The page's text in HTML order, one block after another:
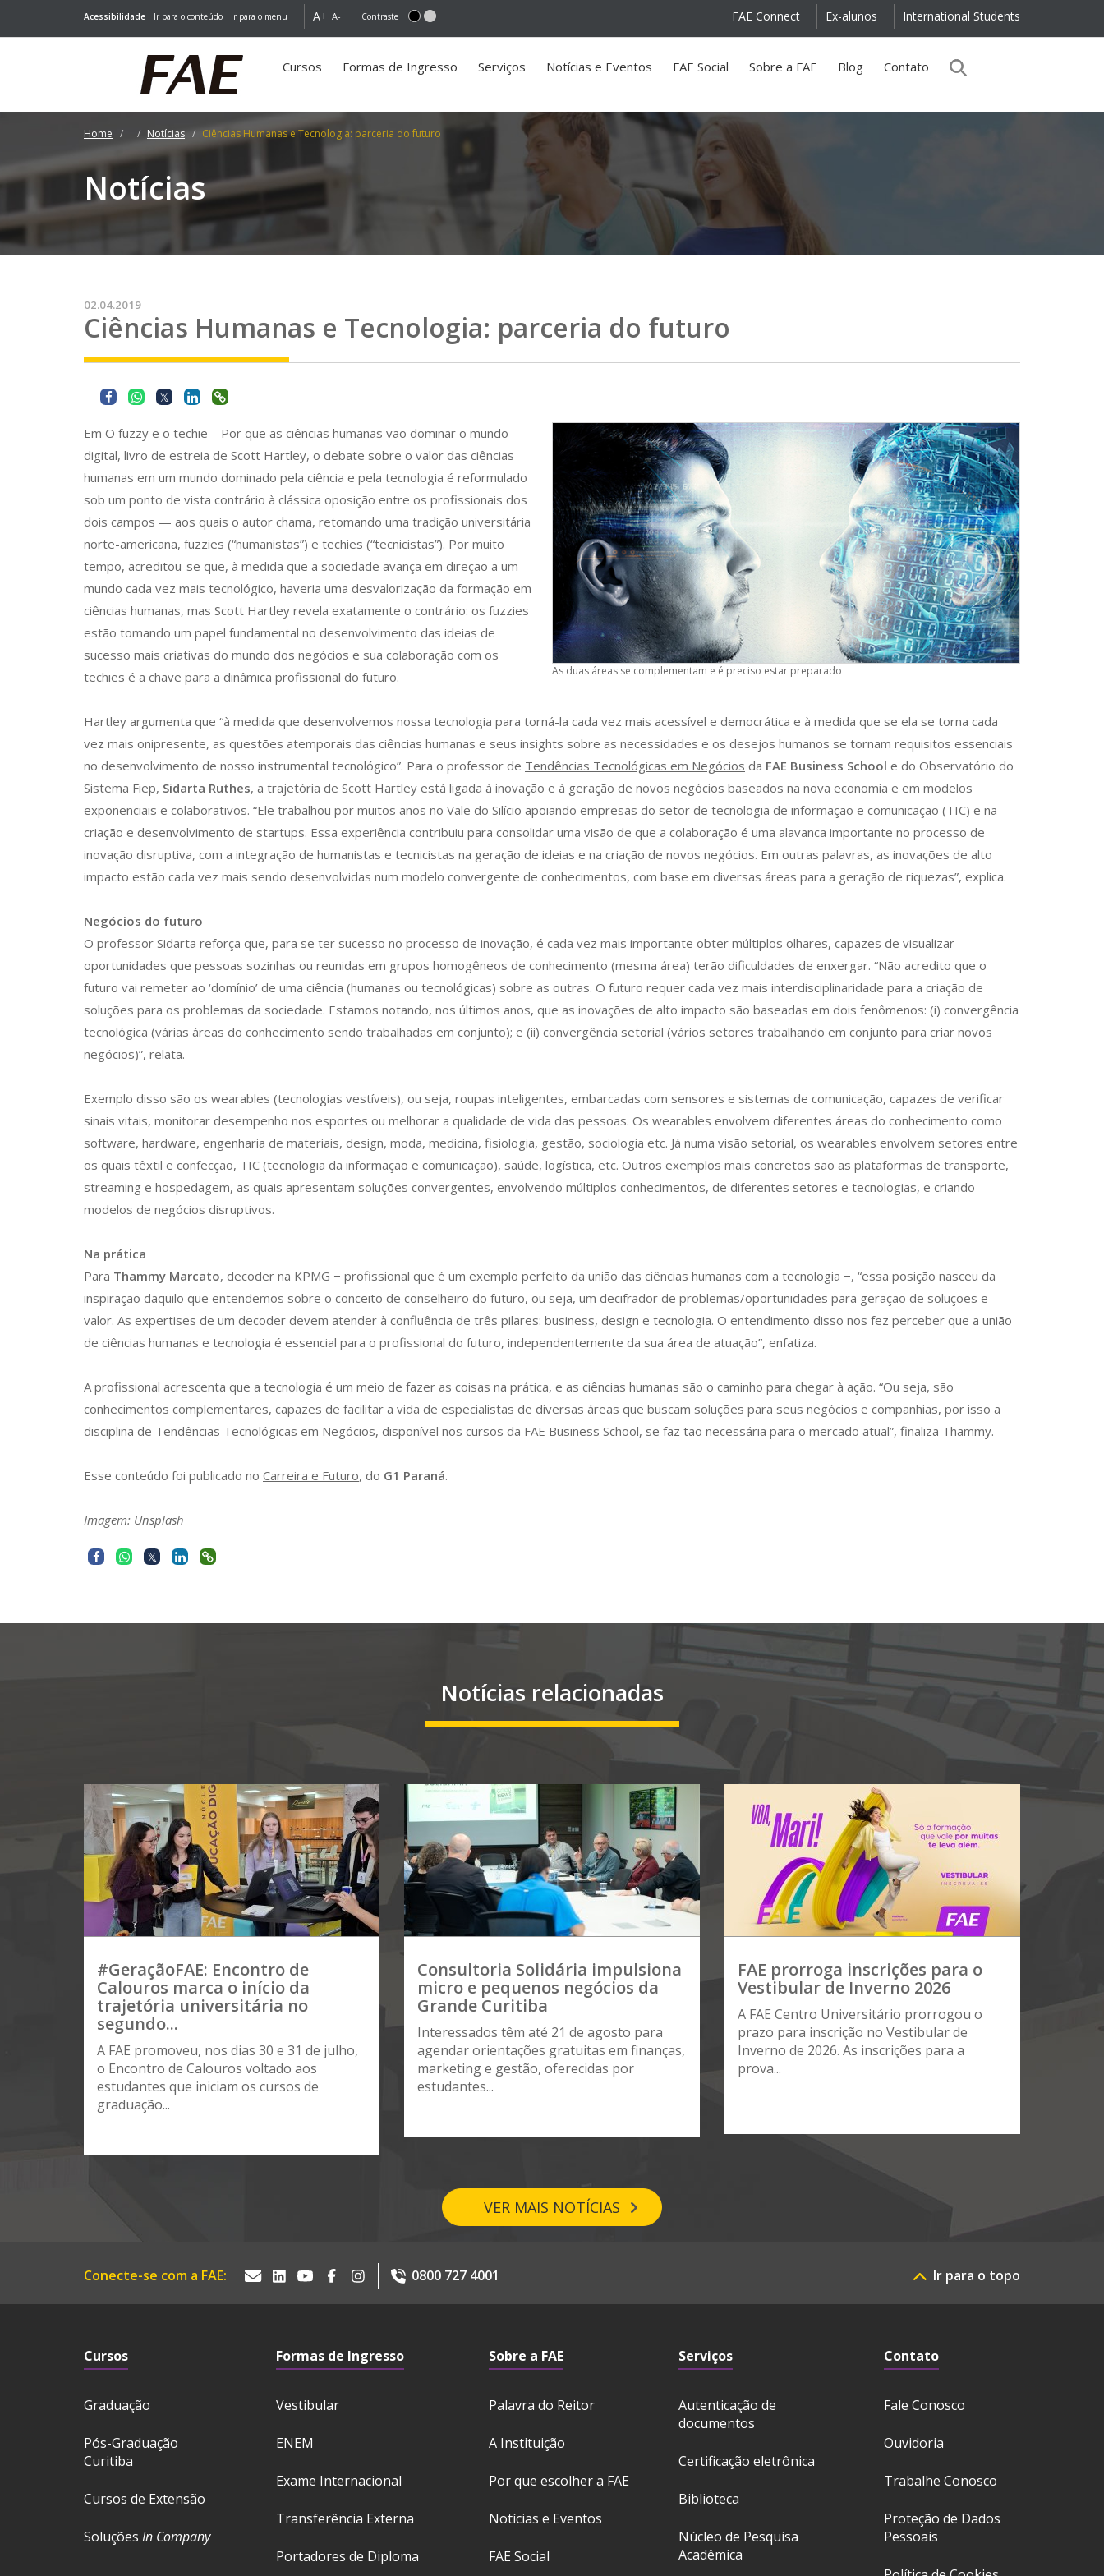
Acessibilidade Ir para o conteúdo Ir para o menu A+ A- Contraste International Students
Ex-alunos
FAE Connect
Cursos Formas de Ingresso Serviços Notícias e Eventos FAE Social Sobre a FAE Blog Contato
Home Notícias Ciências Humanas e Tecnologia: parceria do futuro
Notícias
02.04.2019
Ciências Humanas e Tecnologia: parceria do futuro
As duas áreas se complementam e é preciso estar preparado
Em O fuzzy e o techie – Por que as ciências humanas vão dominar o mundo
digital, livro de estreia de Scott Hartley, o debate sobre o valor das ciências
humanas em um mundo dominado pela ciência e pela tecnologia é reformulado
sob um ponto de vista contrário à clássica oposição entre os profissionais dos
dois campos — aos quais o autor chama, retomando uma tradição universitária
norte-americana, fuzzies (“humanistas”) e techies (“tecnicistas”). Por muito
tempo, acreditou-se que, à medida que a sociedade avança em direção a um
mundo cada vez mais tecnológico, haveria uma desvalorização da formação em
ciências humanas, mas Scott Hartley revela exatamente o contrário: os fuzzies
estão tomando um papel fundamental no desenvolvimento das ideias de
sucesso mais criativas do mundo dos negócios e sua colaboração com os
techies é a chave para a dinâmica profissional do futuro.
Hartley argumenta que “à medida que desenvolvemos nossa tecnologia para torná-la cada vez mais acessível e democrática e à medida que se ela se torna cada
vez mais onipresente, as questões atemporais das ciências humanas e seus insights sobre as necessidades e os desejos humanos se tornam requisitos essenciais
no desenvolvimento de nosso instrumental tecnológico”. Para o professor de Tendências Tecnológicas em Negócios da FAE Business School e do Observatório do
Sistema Fiep, Sidarta Ruthes, a trajetória de Scott Hartley está ligada à inovação e à geração de novos negócios baseados na nova economia e em modelos
exponenciais e colaborativos. “Ele trabalhou por muitos anos no Vale do Silício apoiando empresas do setor de tecnologia de informação e comunicação (TIC) e na
criação e desenvolvimento de startups. Essa experiência contribuiu para consolidar uma visão de que a colaboração é uma alavanca importante no processo de
inovação disruptiva, com a integração de humanistas e tecnicistas na geração de ideias e na criação de novos negócios. Em outras palavras, as inovações de alto
impacto estão cada vez mais sendo desenvolvidas num modelo convergente de conhecimentos, com base em diversas áreas para a geração de riquezas”, explica.
Negócios do futuro
O professor Sidarta reforça que, para se ter sucesso no processo de inovação, é cada vez mais importante obter múltiplos olhares, capazes de visualizar
oportunidades que pessoas sozinhas ou reunidas em grupos homogêneos de conhecimento (mesma área) terão dificuldades de enxergar. “Não acredito que o
futuro vai remeter ao ‘domínio’ de uma ciência (humanas ou tecnológicas) sobre as outras. O futuro requer cada vez mais interdisciplinaridade para a criação de
soluções para os problemas da sociedade. Estamos notando, nos últimos anos, que as inovações de alto impacto são baseadas em dois fenômenos: (i) convergência
tecnológica (várias áreas do conhecimento sendo trabalhadas em conjunto); e (ii) convergência setorial (vários setores trabalhando em conjunto para criar novos
negócios)”, relata.
Exemplo disso são os wearables (tecnologias vestíveis), ou seja, roupas inteligentes, embarcadas com sensores e sistemas de comunicação, capazes de verificar
sinais vitais, monitorar desempenho nos esportes ou melhorar a qualidade de vida das pessoas. Os wearables envolvem diferentes áreas do conhecimento como
software, hardware, engenharia de materiais, design, moda, medicina, fisiologia, gestão, sociologia etc. Já numa visão setorial, os wearables envolvem setores entre
os quais têxtil e confecção, TIC (tecnologia da informação e comunicação), saúde, logística, etc. Outros exemplos mais concretos são as plataformas de transporte,
streaming e hospedagem, as quais apresentam soluções convergentes, envolvendo múltiplos conhecimentos, de diferentes setores e tecnologias, e criando
modelos de negócios disruptivos.
Na prática
Para Thammy Marcato, decoder na KPMG − profissional que é um exemplo perfeito da união das ciências humanas com a tecnologia −, “essa posição nasceu da
inspiração daquilo que entendemos sobre o conceito de conselheiro do futuro, ou seja, um decifrador de problemas/oportunidades para geração de soluções e
valor. As expertises de um decoder devem atender à confluência de três pilares: business, design e tecnologia. O entendimento disso nos fez perceber que a união
de ciências humanas e tecnologia é essencial para o profissional do futuro, independentemente da sua área de atuação”, enfatiza.
A profissional acrescenta que a tecnologia é um meio de fazer as coisas na prática, e as ciências humanas são o caminho para chegar à ação. “Ou seja, são
conhecimentos complementares, capazes de facilitar a vida de especialistas de diversas áreas que buscam soluções para seus negócios e companhias, por isso a
disciplina de Tendências Tecnológicas em Negócios, disponível nos cursos da FAE Business School, se faz tão necessária para o mercado atual”, finaliza Thammy.
Esse conteúdo foi publicado no Carreira e Futuro, do G1 Paraná.
Imagem: Unsplash
Notícias relacionadas
#GeraçãoFAE: Encontro de
Calouros marca o início da
trajetória universitária no
segundo...
A FAE promoveu, nos dias 30 e 31 de julho,
o Encontro de Calouros voltado aos
estudantes que iniciam os cursos de
graduação...
Consultoria Solidária impulsiona
micro e pequenos negócios da
Grande Curitiba
Interessados têm até 21 de agosto para
agendar orientações gratuitas em finanças,
marketing e gestão, oferecidas por
estudantes...
FAE prorroga inscrições para o
Vestibular de Inverno 2026
A FAE Centro Universitário prorrogou o
prazo para inscrição no Vestibular de
Inverno de 2026. As inscrições para a
prova...
VER MAIS NOTÍCIAS
Conecte-se com a FAE: 0800 727 4001 Ir para o topo
Cursos
Graduação
Pós-Graduação
Curitiba
Cursos de Extensão
Soluções In Company
Formas de Ingresso
Vestibular
ENEM
Exame Internacional
Transferência Externa
Portadores de Diploma
Sobre a FAE
Palavra do Reitor
A Instituição
Por que escolher a FAE
Notícias e Eventos
FAE Social
Serviços
Autenticação de
documentos
Certificação eletrônica
Biblioteca
Núcleo de Pesquisa
Acadêmica
Contato
Fale Conosco
Ouvidoria
Trabalhe Conosco
Proteção de Dados
Pessoais